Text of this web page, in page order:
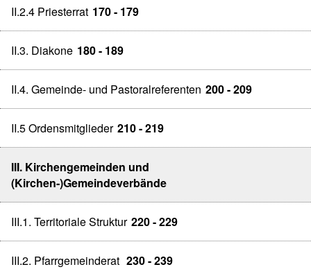
II.2.4 Priesterrat 170 - 179
II.3. Diakone 180 - 189
II.4. Gemeinde- und Pastoralreferenten 200 - 209
II.5 Ordensmitglieder 210 - 219
III. Kirchengemeinden und
(Kirchen-)Gemeindeverbände
III.1. Territoriale Struktur 220 - 229
III.2. Pfarrgemeinderat 230 - 239